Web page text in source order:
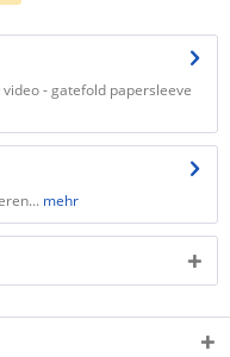
- gatefold papersleeve
mehr